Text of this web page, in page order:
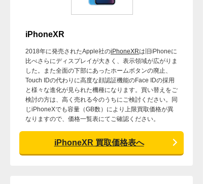
iPhoneXR
2018年に発売されたApple社のiPhoneXRは旧iPhoneに
比べさらにディスプレイが大きく、表示領域が広がりま
した。また全面の下部にあったホームボタンの廃止、
Touch IDの代わりに高度な顔認証機能のFace IDの採用
と様々な進化が見られた機種になります。買い替えをご
検討の方は、高く売れる今のうちにご検討ください。同
じiPhoneXでも容量（GB数）により上限買取価格が異
なりますので、価格一覧表にてご確認ください。
iPhoneXR 買取価格表へ